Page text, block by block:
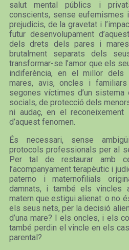
salut mental públics i
conscients, sense eufemismes
prejudicis, de la gravetat i
futur desenvolupament
dels drets dels pares i
brutalment separats dels
transformar-se l’amor que els
indiferència, en el millor dels
mares, avis, oncles i
segones víctimes d’un
socials, de protecció dels
ni audaç, en el reconeixement
d’aquest fenomen.
És necessari, sense
protocols professionals per al
Per tal de restaurar amb
l’acompanyament terapèutic i
paterno i maternofilials
damnats, i també els vincles
matern que estigui alienat: o no
els seus nets, per la decisió
d’una mare? I els oncles, i els
també perdin el vincle en els
parental?